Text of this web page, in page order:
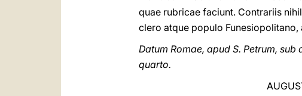
quae rubricae faciunt. Contrariis
clero atque populo Funesiopolitano,
Datum Romae, apud S. Petrum,
quarto.